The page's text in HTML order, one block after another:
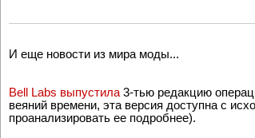
И еще новости из мира моды...
Bell Labs выпустила 3-тью редакцию
веяний времени, эта версия доступна с
проанализировать ее подробнее).